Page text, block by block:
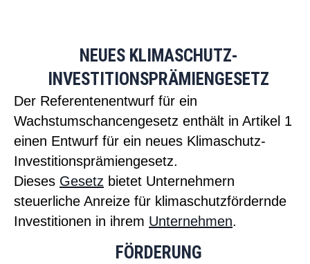
NEUES KLIMASCHUTZ-
INVESTITIONSPRÄMIENGESETZ
Der Referentenentwurf für ein
Wachstumschancengesetz enthält in Artikel 1
einen Entwurf für ein neues Klimaschutz-
Investitionsprämiengesetz.
Dieses Gesetz bietet Unternehmern
steuerliche Anreize für klimaschutzfördernde
Investitionen in ihrem Unternehmen.
FÖRDERUNG